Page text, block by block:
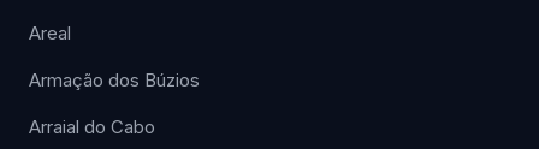
Areal
Armação dos Búzios
Arraial do Cabo